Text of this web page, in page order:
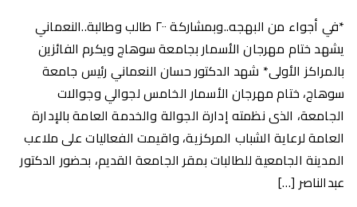
*في أجواء من البهجه..وبمشاركة ٢٠٠ طالب وطالبة..النعماني
يشهد ختام مهرجان الأسمار بجامعة سوهاج ويكرم الفائزين
بالمراكز الأولى* شهد الدكتور حسان النعماني رئيس جامعة
سوهاج، ختام مهرجان الأسمار الخامس لجوالي وجوالات
الجامعة، الذى نظمته إدارة الجوالة والخدمة العامة بالإدارة
العامة لرعاية الشباب المركزية، واقيمت الفعاليات على ملاعب
المدينة الجامعية للطالبات بمقر الجامعة القديم، بحضور الدكتور
عبدالناصر […]